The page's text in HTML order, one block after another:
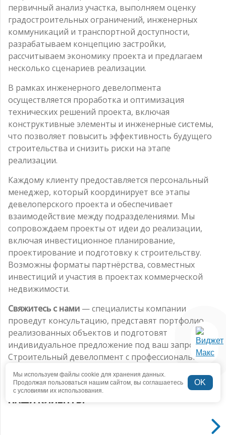
первичный анализ участка, выполняем оценку
градостроительных ограничений, инженерных
коммуникаций и транспортной доступности,
разрабатываем концепцию застройки,
рассчитываем экономику проекта и предлагаем
несколько сценариев реализации.
В рамках инженерного девелопмента
осуществляется проработка и оптимизация
технических решений проекта, включая
конструктивные элементы и инженерные системы,
что позволяет повысить эффективность будущего
строительства и снизить риски на этапе
реализации.
Каждому клиенту предоставляется персональный
менеджер, который координирует все этапы
девелоперского проекта и обеспечивает
взаимодействие между подразделениями. Мы
сопровождаем проекты от идеи до реализации,
включая инвестиционное планирование,
проектирование и подготовку к строительству.
Возможны форматы партнёрства, совместных
инвестиций и участия в проектах коммерческой
недвижимости.
Свяжитесь с нами — специалисты компании
проведут консультацию, представят портфолио
реализованных объектов и подготовят
индивидуальное предложение под ваш запрос.
Строительный девелопмент с профессиональной
командой — это гарантированный путь от идеи до
готового бизнеса.
НАШИ КЛИЕНТЫ
Мы используем файлы cookie для хранения данных.
Продолжая пользоваться нашим сайтом, вы соглашаетесь
с условиями их использования.
OK